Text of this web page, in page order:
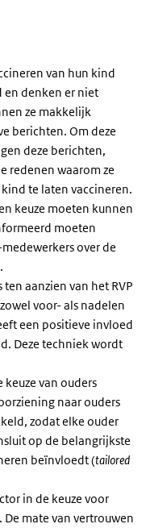
van hun kind
en denken er niet
ze makkelijk
berichten. Om deze
deze berichten,
redenen waarom ze
te laten vaccineren.
keuze moeten kunnen
moeten
over de
aanzien van het RVP
voor- als nadelen
een positieve invloed
Deze techniek wordt
van ouders
naar ouders
zodat elke ouder
op de belangrijkste
beïnvloedt (tailored
in de keuze voor
mate van vertrouwen